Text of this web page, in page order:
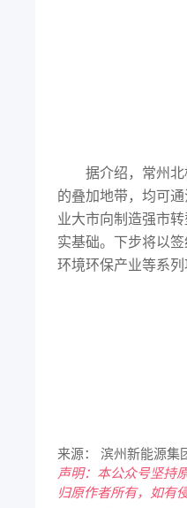
据介绍，常州
的叠加地带，均可
业大市向制造强市
实基础。下步将以
环境环保产业等系列
来源： 滨州新能源集
声明：本公众号坚持
归原作者所有，如有